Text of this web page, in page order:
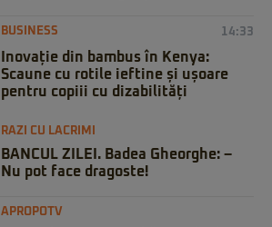
BUSINESS 14:33
Inovație din bambus în Kenya:
Scaune cu rotile ieftine și ușoare
pentru copiii cu dizabilități
RAZI CU LACRIMI
BANCUL ZILEI. Badea Gheorghe: –
Nu pot face dragoste!
APROPOTV